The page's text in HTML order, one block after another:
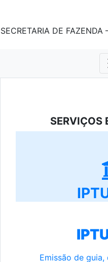
SECRETARIA DE FAZENDA
SERVIÇOS
Emissão de